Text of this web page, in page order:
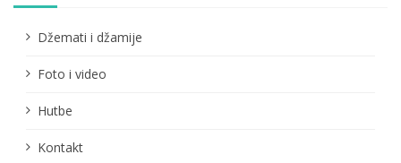
Džemati i džamije
Foto i video
Hutbe
Kontakt